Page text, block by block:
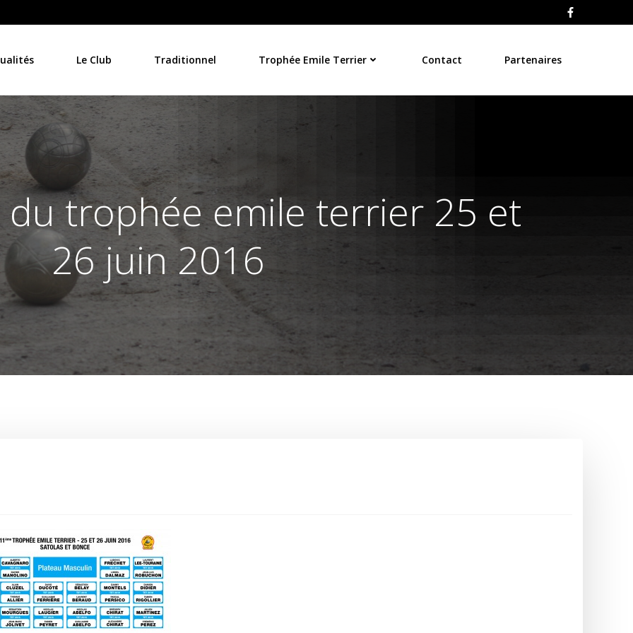
Le Club Traditionnel Trophée Emile Terrier Contact Partenaires
du trophée emile terrier 25 et
26 juin 2016